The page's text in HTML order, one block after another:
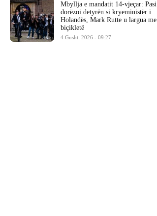
Mbyllja e mandatit 14-vjeçar: Pasi
dorëzoi detyrën si kryeministër i
Holandës, Mark Rutte u largua me
biçikletë
4 Gusht, 2026 - 09:27